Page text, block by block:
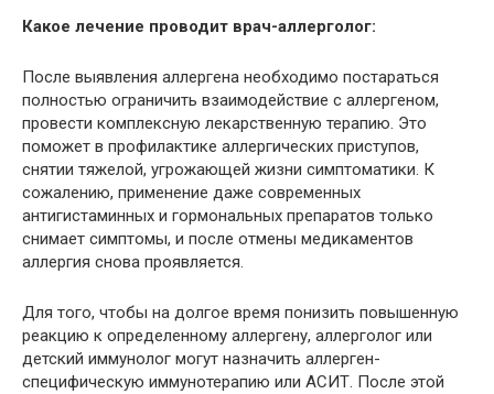
Какое лечение проводит врач-аллерголог:
После выявления аллергена необходимо постараться
полностью ограничить взаимодействие с аллергеном,
провести комплексную лекарственную терапию. Это
поможет в профилактике аллергических приступов,
снятии тяжелой, угрожающей жизни симптоматики. К
сожалению, применение даже современных
антигистаминных и гормональных препаратов только
снимает симптомы, и после отмены медикаментов
аллергия снова проявляется.
Для того, чтобы на долгое время понизить повышенную
реакцию к определенному аллергену, аллерголог или
детский иммунолог могут назначить аллерген-
специфическую иммунотерапию или АСИТ. После этой